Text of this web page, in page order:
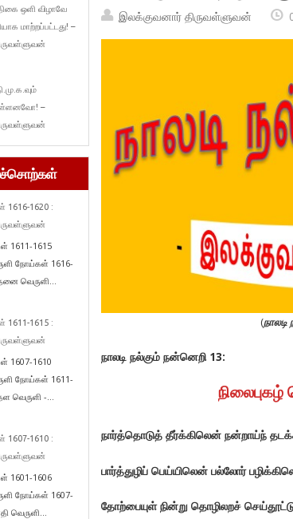
இலக்குவனார் திருவள்ளுவன்
(
நாலடி நல்கும் நன்னெறி 13:
நார்த்தொடுத் தீர்க்கிலென் நன்றாய்ந்
பார்த்துழிப் பெய்யிலென் பல்லோர்
தோற்பையுள் நின்று தொழிலறச்
ஒளி விழாவே
மாற்றப்பட்டது! –
–
1616-1620 :
1611-1615
நோய்கள் 1616-
வெருளி...
1611-1615 :
1607-1610
நோய்கள் 1611-
வெருளி -...
1607-1610 :
1601-1606
நோய்கள் 1607-
வெருளி...